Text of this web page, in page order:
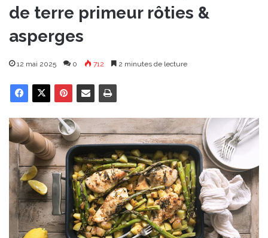
de terre primeur rôties &
asperges
12 mai 2025 0 712 2 minutes de lecture